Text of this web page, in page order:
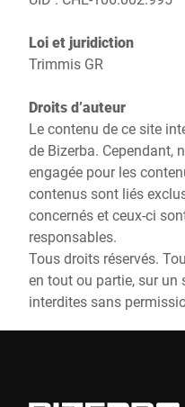
Loi et juridiction
Trimmis GR
Droits d’auteur
Le contenu de ce site
de Bizerba. Cependant,
engagée pour les
contenus sont liés
concernés et ceux-ci
responsables.
Tous droits réservés.
en tout ou partie, sur un
interdites sans